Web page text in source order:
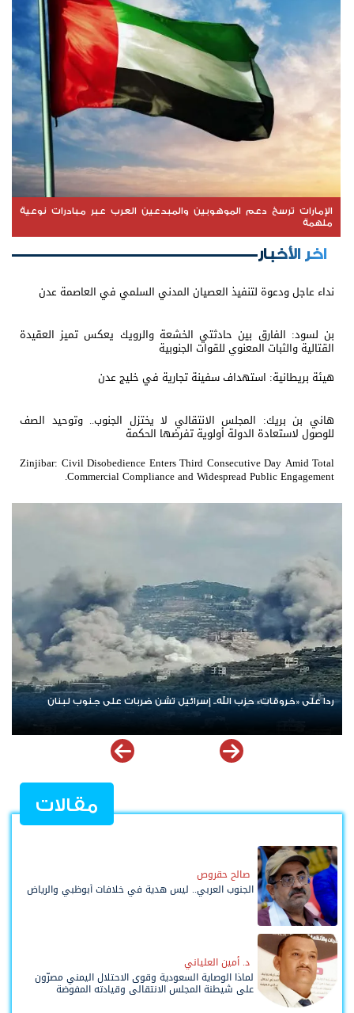
الإمارات ترسخ دعم الموهوبين والمبدعين العرب عبر مبادرات نوعية
ملهمة
اخر الأخبار
نداء عاجل ودعوة لتنفيذ العصيان المدني السلمي في العاصمة عدن
بن لسود: الفارق بين حادثتي الخشعة والرويك يعكس تميز العقيدة
القتالية والثبات المعنوي للقوات الجنوبية
هيئة بريطانية: استهداف سفينة تجارية في خليج عدن
هاني بن بريك: المجلس الانتقالي لا يختزل الجنوب.. وتوحيد الصف
للوصول لاستعادة الدولة أولوية تفرضها الحكمة
Zinjibar: Civil Disobedience Enters Third Consecutive Day Amid Total
Commercial Compliance and Widespread Public Engagement.
الإمارات ترسخ دعم الموهوبين والمبدعين العرب عبر مبادرات نوعية
مقالات
صالح حقروص
الجنوب العربي.. ليس هدية في خلافات أبوظبي والرياض
د. أمين العلياني
لماذا الوصاية السعودية وقوى الاحتلال اليمني مصرّون
على شيطنة المجلس الانتقالي وقيادته المفوضة